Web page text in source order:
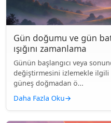
Gün doğumu ve gün
ışığını zamanlama
Günün başlangıcı veya
değiştirmesini izlemekle ilgili
güneş doğmadan ö...
Daha Fazla Oku→